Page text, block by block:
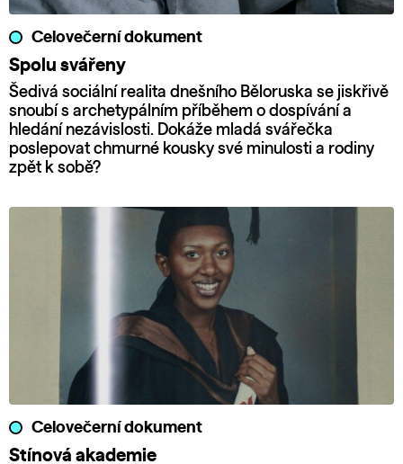
Celovečerní dokument
Spolu svářeny
Šedivá sociální realita dnešního Běloruska se jiskřivě
snoubí s archetypálním příběhem o dospívání a
hledání nezávislosti. Dokáže mladá svářečka
poslepovat chmurné kousky své minulosti a rodiny
zpět k sobě?
Celovečerní dokument
Stínová akademie